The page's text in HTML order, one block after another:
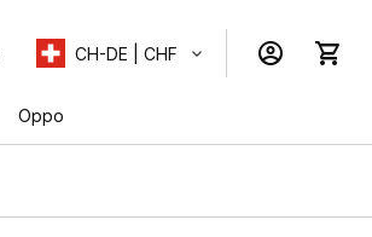
CH-DE | CHF
Oppo